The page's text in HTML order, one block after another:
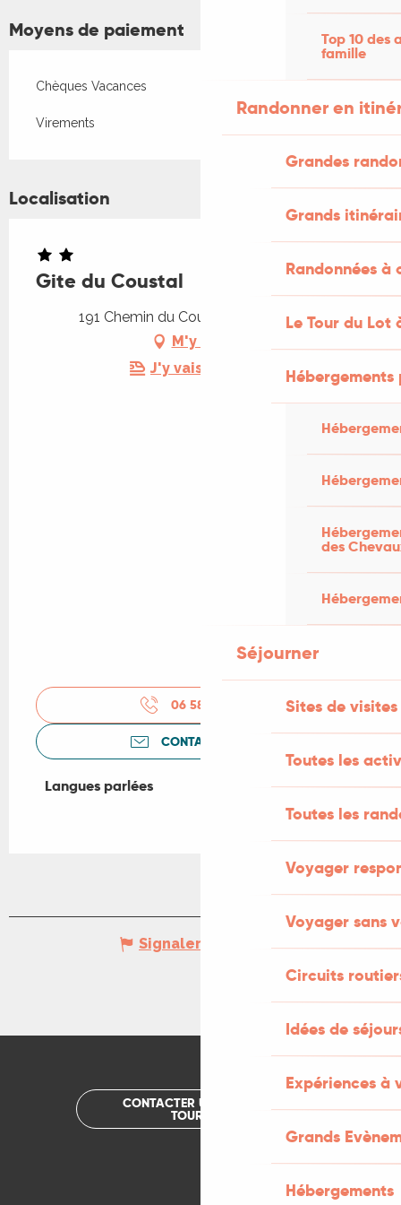
Top 10 des
famille
Randonner en
Grandes
Grands
Randonnées
Le Tour du Lot
des
Séjourner
Sites de visites
Toutes les
Toutes les
Voyager
Voyager sans
Circuits
Idées de
Expériences à
Grands
Hébergements
Moyens de paiement
Chèques Vacances
Virements
Localisation
Gite du Coustal
191 Chemin du Coustal, 46160 Cajarc
M'y rendre
J'y vais en train !
06 58 91 63
CONTACTEZ-NOUS
Langues parlées
Langues parlées
Signaler une erreur
CONTACTER UN OFFICE DE
TOURISME